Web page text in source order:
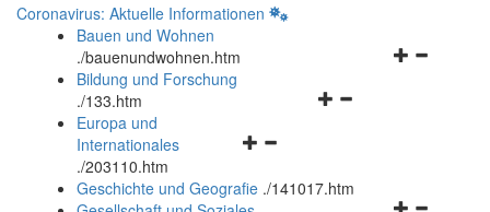
Coronavirus: Aktuelle Informationen
Bauen und Wohnen
./bauenundwohnen.htm
Navigationsmenü
Bildung und Forschung
./133.htm
Navigationsmenü
und
schließen
Europa und
Internationales
./203110.htm
Geschichte und Geografie ./141017.htm